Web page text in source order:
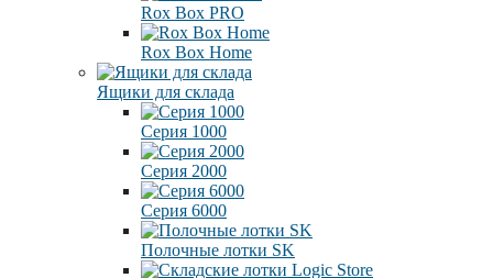
Rox Box PRO
Rox Box Home
Ящики для склада
Серия 1000
Серия 2000
Серия 6000
Полочные лотки SK